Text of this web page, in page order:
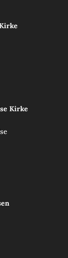
Kirke